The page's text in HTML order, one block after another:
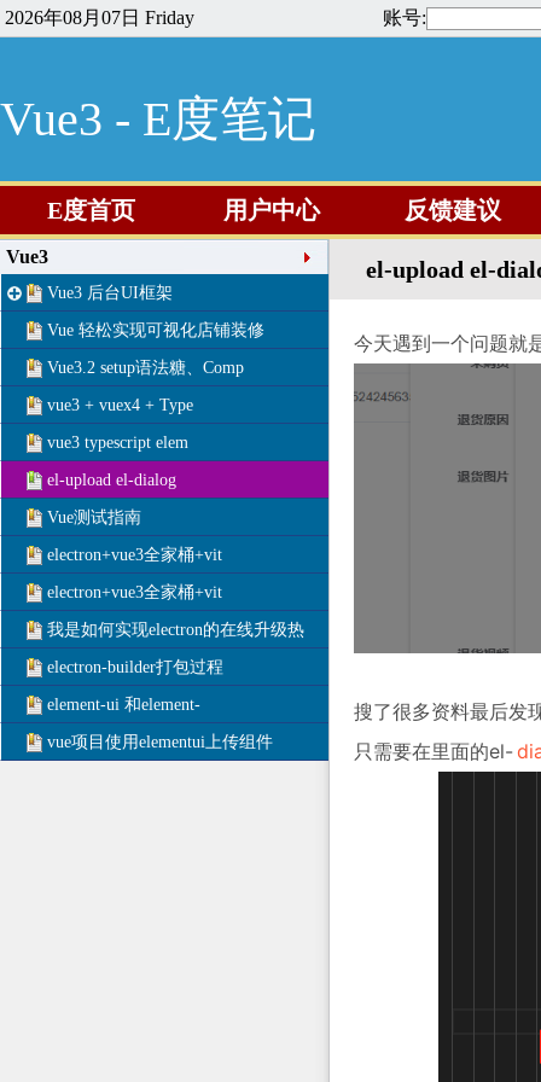
2026年08月07日 Friday 账号:
Vue3 - E度笔记
E度首页 用户中心 反馈建议
Vue3
Vue3 后台UI框架
Vue 轻松实现可视化店铺装修
Vue3.2 setup语法糖、Comp
vue3 + vuex4 + Type
vue3 typescript elem
el-upload el-dialog
Vue测试指南
electron+vue3全家桶+vit
electron+vue3全家桶+vit
我是如何实现electron的在线升级热
electron-builder打包过程
element-ui 和element-
vue项目使用elementui上传组件
el-upload el-
今天遇到一个问题就
搜了很多资料最后发
只需要在里面的el-